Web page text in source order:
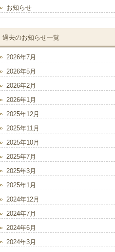
お知らせ
過去のお知らせ一覧
2026年7月
2026年5月
2026年2月
2026年1月
2025年12月
2025年11月
2025年10月
2025年7月
2025年3月
2025年1月
2024年12月
2024年7月
2024年6月
2024年3月